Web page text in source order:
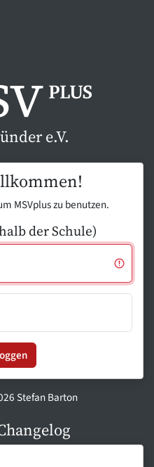
e.V.
MSVplus zu benutzen.
der Schule)
Stefan Barton